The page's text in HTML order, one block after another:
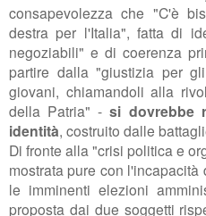
consapevolezza che "C'è
destra per l'Italia", fatta di
negoziabili" e di coerenza
partire dalla "giustizia per
giovani, chiamandoli alla
della Patria" -si dovrebbe
identità, costruito dalle
Di fronte alla "crisi politica e
mostrata pure con
le imminenti elezioni
proposta dai due soggetti